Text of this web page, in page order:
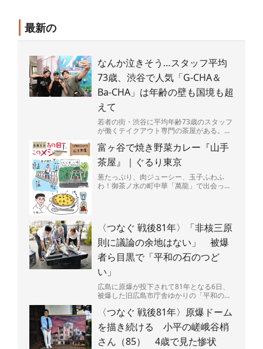
最新の
なんか泣きそう…スタッフ平均
73歳、渋谷で人気「G-CHA＆
Ba-CHA」は年齢の壁も国境も超
えて
若者の街・渋谷に平均年齢73歳のスタッフ
が働くテイクアウト専門の茶屋がある。
バーチャ）...
富ヶ谷で焼き野菜カレー『山手
茶屋』｜ぐるり東京
葱たっぷり、肉ジューシー、玉子ふわふ
わ！御茶ノ水の町中華「萬龍」で出会っ
〈つなぐ 戦後81年〉「非核三原
則に議論の余地はない」 被爆
者ら目黒で「平和の石のつど
い」
広島に原爆が投下されて81年となる6日、
被爆した旧広島市庁舎ゆかりの「平和の
ぜんとなかよし公園（...
〈つなぐ 戦後81年〉原爆ドーム
を描き続ける 小平の嵯峨谷梢
さん（85） 4歳で見た惨状